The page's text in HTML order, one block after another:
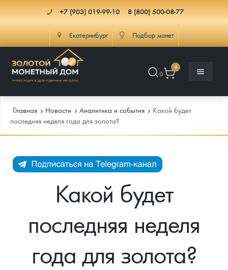
+7 (903) 019-99-10 8 (800) 500-08-77
Екатеринбург Подбор монет
0
0
Каталог Монет
Инвестиционные монеты
Памятные монеты России и СССР
Монеты Царской России
Монеты стран мира после 1950г
Георгий Победоносец
Инфо
Как сделать заказ
Информация
Аналитика и события
Главная Новости Аналитика и события
Какой будет
последняя неделя года для золота?
Какой будет
последняя неделя
года для золота?